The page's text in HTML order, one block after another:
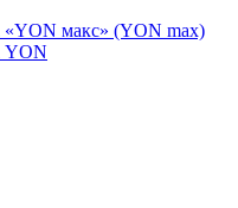
«YON макс» (YON max)
YON